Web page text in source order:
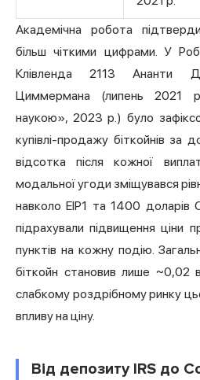
Академічна робота
більш чіткими цифрами. У
Клівленда 2113 Ананти
Циммермана (липень 2021 р.;
наукою», 2023 р.) було
купівлі-продажу біткойнів
відсотка після кожної
модальної угоди зміщувався
навколо EIP1 та 1400 доларів
підрахували підвищення ціни
пунктів на кожну подію.
біткойн становив лише ~0,02
слабкому роздрібному ринку
впливу на ціну.
Від депозиту IRS до